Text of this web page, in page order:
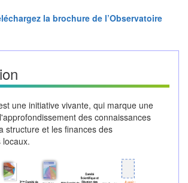
la brochure de l’Observatoire
une initiative vivante, qui marque une
des connaissances
structure et les finances des